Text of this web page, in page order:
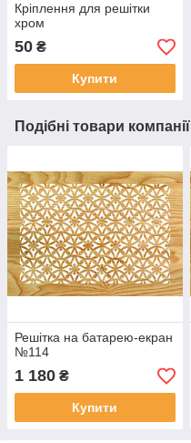
Кріплення для решітки
хром
50 ₴
Купити
Подібні товари компанії
Решітка на батарею-екран
№114
1 180 ₴
Купити